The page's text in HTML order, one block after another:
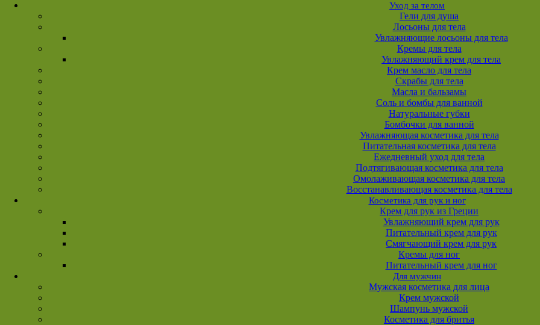
Уход за телом
Гели для душа
Лосьоны для тела
Увлажняющие лосьоны для тела
Кремы для тела
Увлажняющий крем для тела
Крем масло для тела
Скрабы для тела
Масла и бальзамы
Соль и бомбы для ванной
Натуральные губки
Бомбочки для ванной
Увлажняющая косметика для тела
Питательная косметика для тела
Ежедневный уход для тела
Подтягивающая косметика для тела
Омолаживающая косметика для тела
Восстанавливающая косметика для тела
Косметика для рук и ног
Крем для рук из Греции
Увлажняющий крем для рук
Питательный крем для рук
Смягчающий крем для рук
Кремы для ног
Питательный крем для ног
Для мужчин
Мужская косметика для лица
Крем мужской
Шампунь мужской
Косметика для бритья